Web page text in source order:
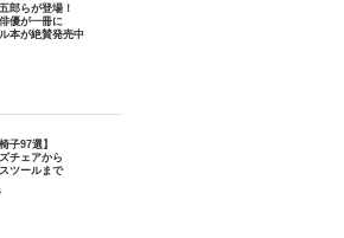
郎らが登場！
優が一冊に
本が絶賛発売中
子97選】
チェアから
ツールまで